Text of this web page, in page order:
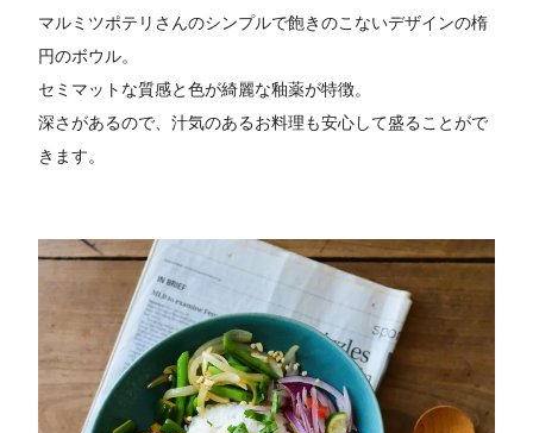
マルミツポテリさんのシンプルで飽きのこないデザインの楕
円のボウル。
セミマットな質感と色が綺麗な釉薬が特徴。
深さがあるので、汁気のあるお料理も安心して盛ることがで
きます。